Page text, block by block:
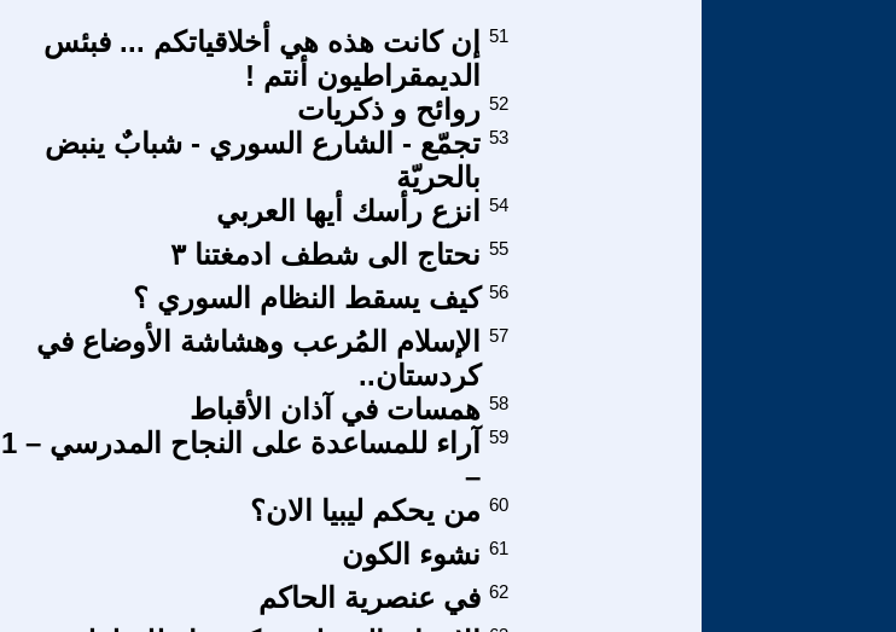
إن كانت هذه هي أخلاقياتكم ... فبئس
الديمقراطيون أنتم !
51
روائح و ذكريات 52
تجمّع - الشارع السوري - شبابٌ ينبض
بالحريّة
53
انزع رأسك أيها العربي 54
نحتاج الى شطف ادمغتنا ٣ 55
كيف يسقط النظام السوري ؟ 56
الإسلام المُرعب وهشاشة الأوضاع في
كردستان..
57
همسات في آذان الأقباط 58
آراء للمساعدة على النجاح المدرسي – 1
–
59
من يحكم ليبيا الان؟ 60
نشوء الكون 61
في عنصرية الحاكم 62